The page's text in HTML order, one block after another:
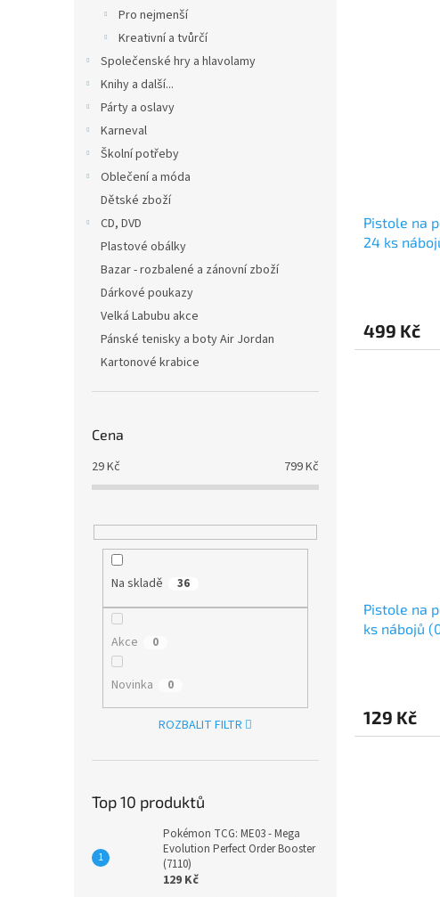
Pro nejmenší
Kreativní a tvůrčí
Společenské hry a hlavolamy
Knihy a další...
Párty a oslavy
Karneval
Školní potřeby
Oblečení a móda
Dětské zboží
CD, DVD
Plastové obálky
Bazar - rozbalené a zánovní zboží
Dárkové poukazy
Velká Labubu akce
Pánské tenisky a boty Air Jordan
Kartonové krabice
Cena
29Kč 799Kč
Na skladě 36
Akce 0
Novinka 0
ROZBALIT FILTR
Top 10 produktů
Pokémon TCG: ME03 - Mega
Evolution Perfect Order Booster
(7110)
129 Kč
Pistole na
24 ks
499 Kč
Pistole na
ks nábojů
129 Kč